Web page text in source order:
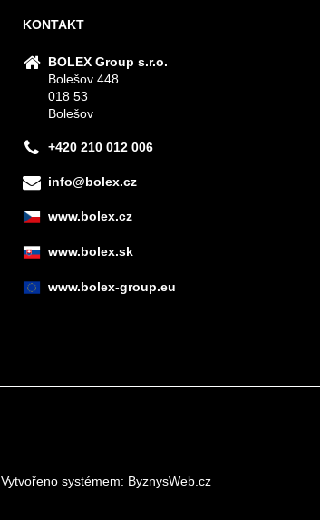
KONTAKT
BOLEX Group s.r.o.
Bolešov 448
018 53
Bolešov
+420 210 012 006
info@bolex.cz
www.bolex.cz
www.bolex.sk
www.bolex-group.eu
Vytvořeno systémem: ByznysWeb.cz